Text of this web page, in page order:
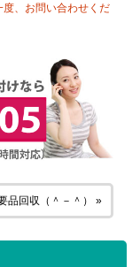
、お問い合わせくだ
品回収（＾－＾） »